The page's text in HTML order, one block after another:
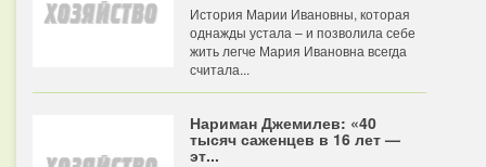
История Марии Ивановны, которая
однажды устала – и позволила себе
жить легче Мария Ивановна всегда
считала...
Нариман Джемилев: «40
тысяч саженцев в 16 лет —
эт...